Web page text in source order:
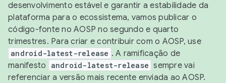
desenvolvimento estável e garantir a estabilidade da
plataforma para o ecossistema, vamos publicar o
código-fonte no AOSP no segundo e quarto
trimestres. Para criar e contribuir com o AOSP, use
android-latest-release . A ramificação de
manifesto
android-latest-release sempre vai
referenciar a versão mais recente enviada ao AOSP.